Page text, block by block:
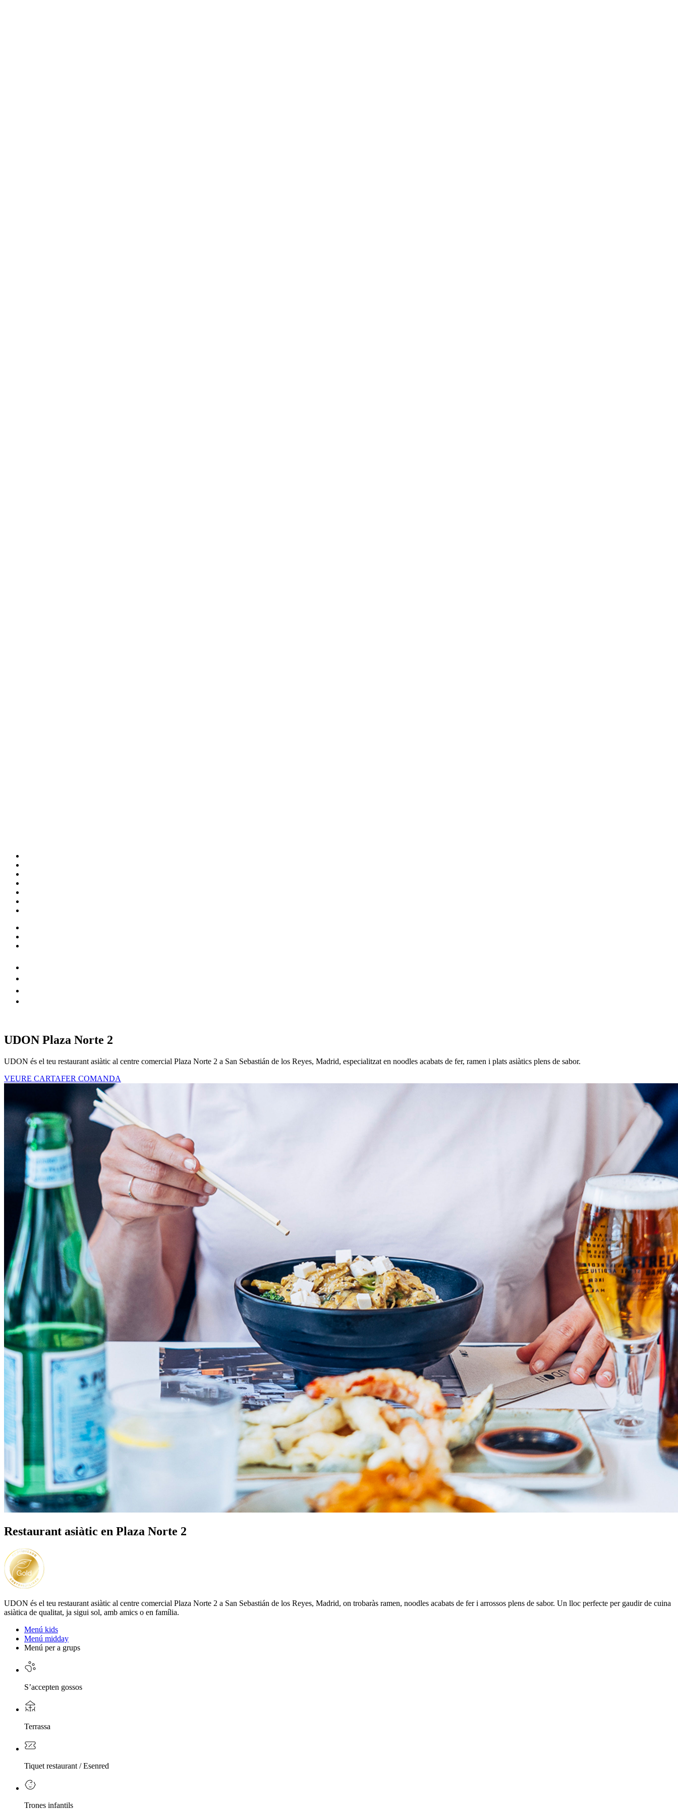
UDON Plaza Norte 2
UDON és el teu restaurant asiàtic al centre comercial Plaza Norte 2 a San Sebastián de los Reyes, Madrid, especialitzat en noodles acabats de fer, ramen i plats asiàtics plens de sabor.
VEURE CARTAFER COMANDA
Restaurant asiàtic en Plaza Norte 2
UDON és el teu restaurant asiàtic al centre comercial Plaza Norte 2 a San Sebastián de los Reyes, Madrid, on trobaràs ramen, noodles acabats de fer i arrossos plens de sabor. Un lloc perfecte per gaudir de cuina
asiàtica de qualitat, ja sigui sol, amb amics o en família.
Menú kids
Menú midday
Menú per a grups
S’accepten gossos
Terrassa
Tiquet restaurant / Esenred
Trones infantils